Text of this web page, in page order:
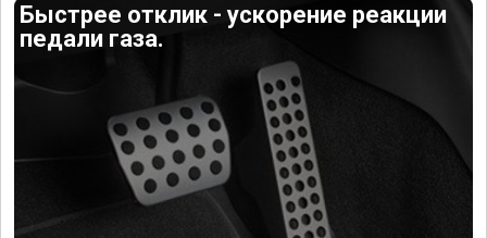
Быстрее отклик - ускорение реакции
педали газа.